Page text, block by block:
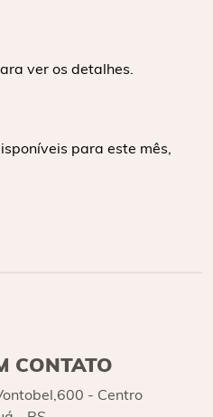
ver os detalhes.
para este mês,
CONTATO
- Centro